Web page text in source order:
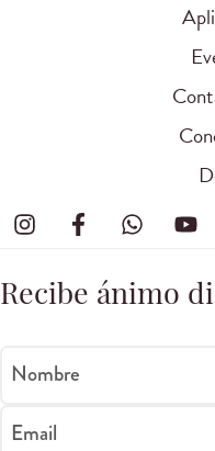
Recibe ánimo
Nombre
Email